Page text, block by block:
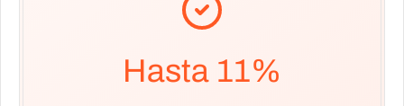
Hasta 11%